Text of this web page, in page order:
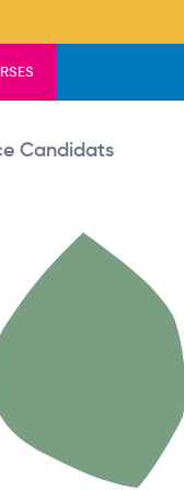
menu
Candidats